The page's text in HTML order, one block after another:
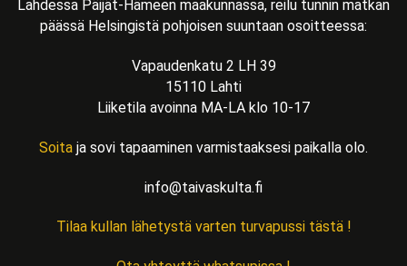
Lahdessa Päijät-Hämeen maakunnassa, reilu tunnin matkan
päässä Helsingistä pohjoisen suuntaan osoitteessa:
Vapaudenkatu 2 LH 39
15110 Lahti
Liiketila avoinna MA-LA klo 10-17
Soita ja sovi tapaaminen varmistaaksesi paikalla olo.
info@taivaskulta.fi
Tilaa kullan lähetystä varten turvapussi tästä !